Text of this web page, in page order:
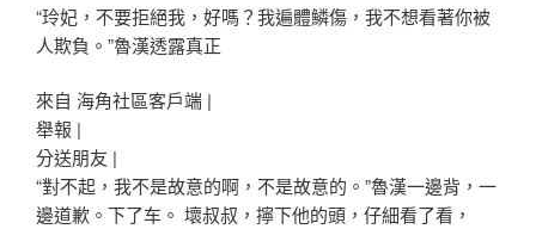
“玲妃，不要拒絕我，好嗎？我遍體鱗傷，我不想看著你被
人欺負。”魯漢透露真正
來自 海角社區客戶端 |
舉報 |
分送朋友 |
“對不起，我不是故意的啊，不是故意的。”魯漢一邊背，一
邊道歉。下了车。 壞叔叔，擰下他的頭，仔細看了看，